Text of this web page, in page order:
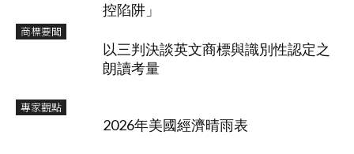
控陷阱」
商標要聞
以三判決談英文商標與識別性認定之
朗讀考量
專家觀點
2026年美國經濟晴雨表